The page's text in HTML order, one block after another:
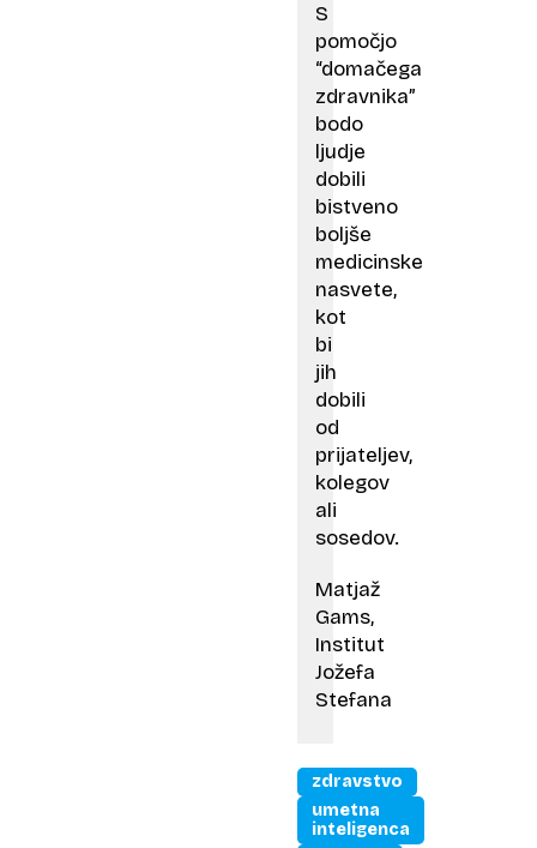
S
pomočjo
“domačega
zdravnika”
bodo
ljudje
dobili
bistveno
boljše
medicinske
nasvete,
kot
bi
jih
dobili
od
prijateljev,
kolegov
ali
sosedov.
Matjaž
Gams,
Institut
Jožefa
Stefana
zdravstvo
umetna
inteligenca